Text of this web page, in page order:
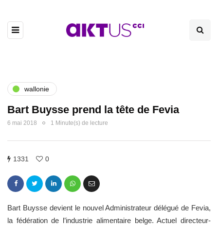
wallonie
Bart Buysse prend la tête de Fevia
6 mai 2018 1 Minute(s) de lecture
1331 0
Bart Buysse devient le nouvel Administrateur délégué de Fevia,
la fédération de l’industrie alimentaire belge. Actuel directeur-